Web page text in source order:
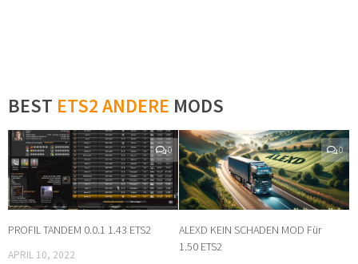
BEST ETS2 ANDERE MODS
0
PROFIL TANDEM 0.0.1 1.43 ETS2
APRIL 10, 2022
0
ALEXD KEIN SCHADEN MOD Für
1.50 ETS2